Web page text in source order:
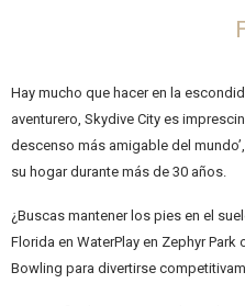
Hay mucho que hacer en la
aventurero, Skydive City es
descenso más amigable del
su hogar durante más de 30 años.
¿Buscas mantener los pies en el
Florida en WaterPlay en Zephyr Park
Bowling para divertirse